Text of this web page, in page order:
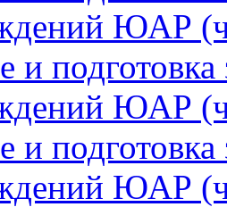
ЮАР
и
ЮАР
и
ЮАР